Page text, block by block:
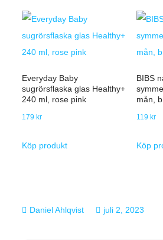
Everyday Baby
sugrörsflaska glas Healthy+
240 ml, rose pink
179kr
Köp produkt
BIBS
mån,
119kr
Köp
juli 2, 2023